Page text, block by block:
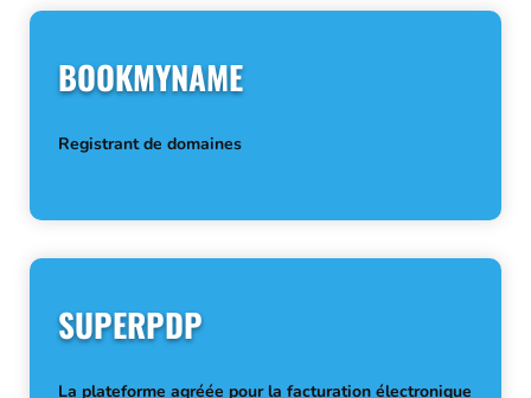
BOOKMYNAME
Registrant de domaines
SUPERPDP
La plateforme agréée pour la facturation électronique